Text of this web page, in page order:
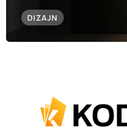
DIZAJN